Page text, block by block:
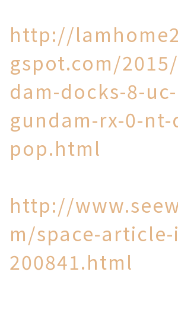
http://
gspot.com/
dam-docks-8-uc-
gundam-rx-0-nt-
pop.html
http://
m/space-
200841.html